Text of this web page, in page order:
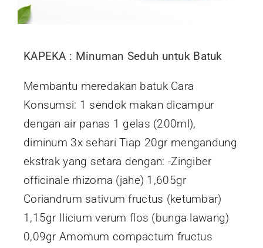
KAPEKA : Minuman Seduh untuk Batuk
Membantu meredakan batuk Cara
Konsumsi: 1 sendok makan dicampur
dengan air panas 1 gelas (200ml),
diminum 3x sehari Tiap 20gr mengandung
ekstrak yang setara dengan: -Zingiber
officinale rhizoma (jahe) 1,605gr
Coriandrum sativum fructus (ketumbar)
1,15gr Ilicium verum flos (bunga lawang)
0,09gr Amomum compactum fructus